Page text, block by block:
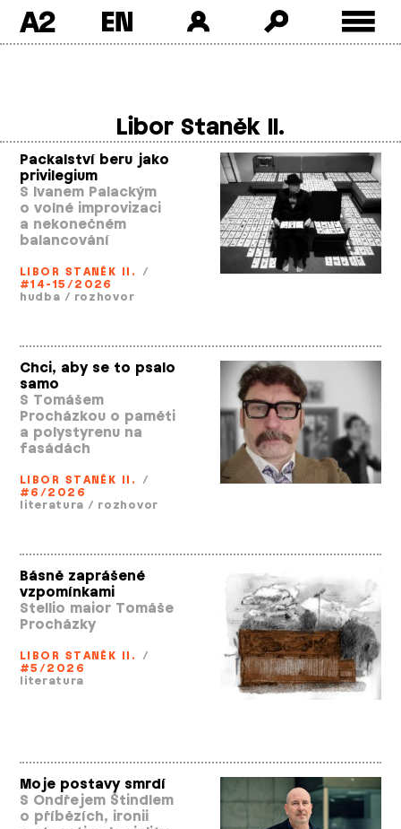
A2
Libor Staněk II.
Packalství beru jako
privilegium
S Ivanem Palackým
o volné improvizaci
a nekonečném
balancování
LIBOR STANĚK II. /
#14-15/2026
hudba / rozhovor
Chci, aby se to psalo
samo
S Tomášem
Procházkou o paměti
a polystyrenu na
fasádách
LIBOR STANĚK II. /
#6/2026
literatura / rozhovor
Básně zaprášené
vzpomínkami
Stellio maior Tomáše
Procházky
LIBOR STANĚK II. /
#5/2026
literatura
Moje postavy smrdí
S Ondřejem Štindlem
o příbězích, ironii